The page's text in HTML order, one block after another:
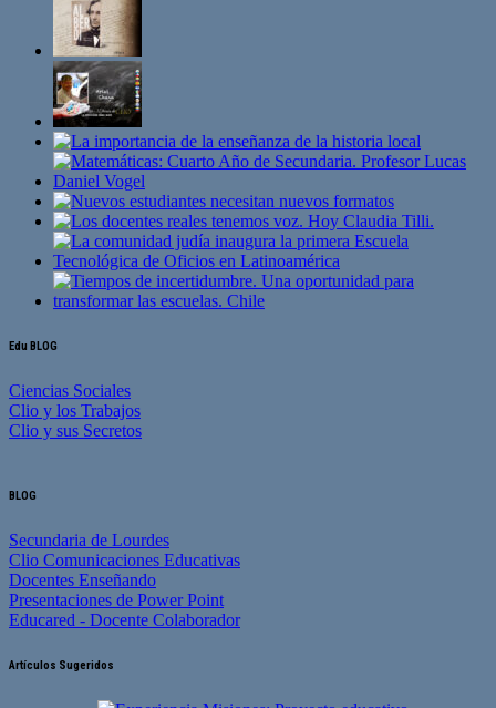
Edu BLOG
Ciencias Sociales
Clio y los Trabajos
Clio y sus Secretos
BLOG
Secundaria de Lourdes
Clio Comunicaciones Educativas
Docentes Enseñando
Presentaciones de Power Point
Educared - Docente Colaborador
Artículos Sugeridos